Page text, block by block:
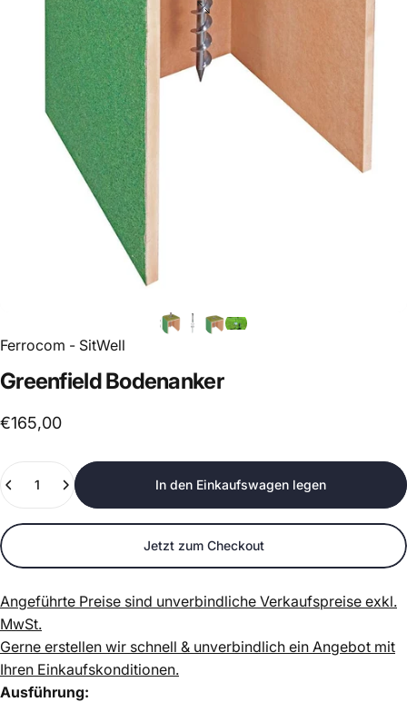
Ferrocom - SitWell
GreenfieldBodenanker
€165,00
In den Einkaufswagen legen
Jetzt zum Checkout
Angeführte Preise sind unverbindliche Verkaufspreise exkl.
MwSt.
Gerne erstellen wir schnell & unverbindlich ein Angebot mit
Ihren Einkaufskonditionen.
Ausführung: